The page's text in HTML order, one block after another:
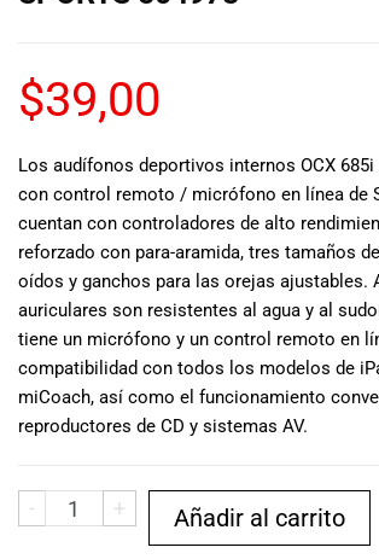
una selección
para satisfacer
todas las
necesidades
musicales.
Nuestro equipo
de expertos en
música está
aquí para
ayudarte a
encontrar el
instrumento o
audio
adecuado para
$39,00
Los audífonos deportivos internos OCX
con control remoto / micrófono en línea de
cuentan con controladores de alto
reforzado con para-aramida, tres tamaños
oídos y ganchos para las orejas ajustables.
auriculares son resistentes al agua y al
tiene un micrófono y un control remoto en
compatibilidad con todos los modelos de
miCoach, así como el funcionamiento
reproductores de CD y sistemas AV.
- + Añadir al carrito